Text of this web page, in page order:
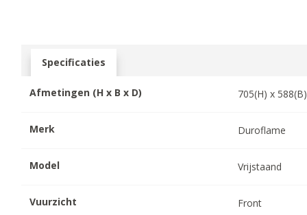
Specificaties
Afmetingen (H x B x D) 705(H) x 588
Merk Duroflame
Model Vrijstaand
Vuurzicht Front